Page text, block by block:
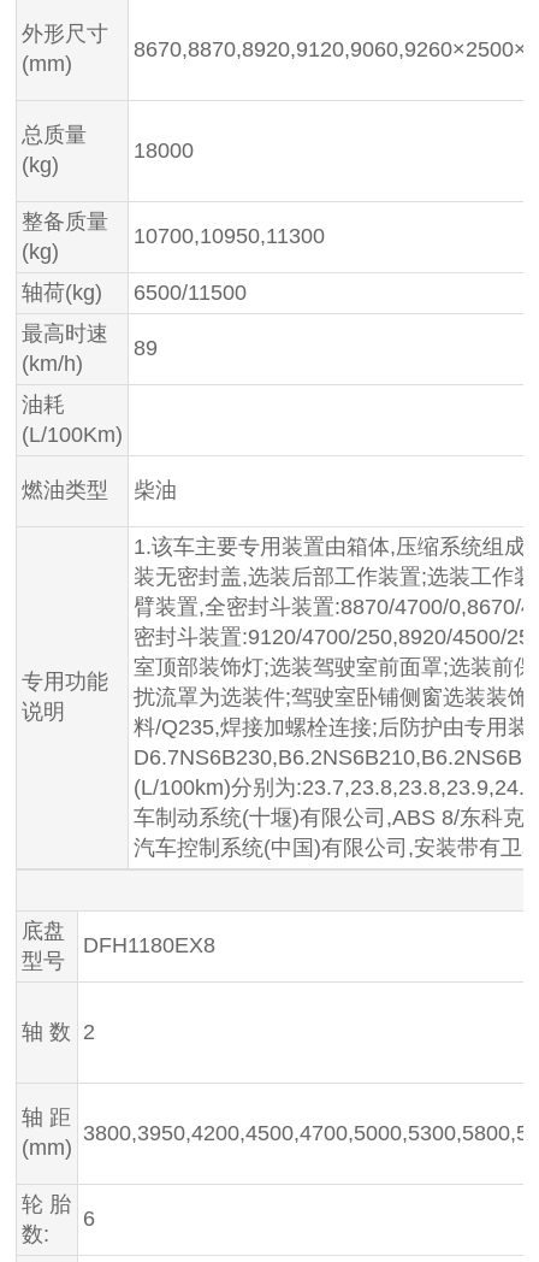
外形尺寸
(mm)
总质量
(kg)
18000
整备质量
(kg)
10700,10950,11300
轴荷(kg)
6500/11500
最高时速
(km/h)
89
油耗
(L/100Km)
燃油类型 柴油
专用功能
说明
1.该车主要专用装置由箱体,压缩系统组
装无密封盖,选装后部工作装置;选装工作
臂装置,全密封斗装置:8870/4700/
密封斗装置:9120/4700/250,8920/4500/
室顶部装饰灯;选装驾驶室前面罩;选装前
扰流罩为选装件;驾驶室卧铺侧窗选装装
料/Q235,焊接加螺栓连接;后防护由专用
(L/100km)分别为
车制动系统(十堰)有限公司,ABS 8/东科克
汽车控制系统(中国)有限公司,安装带有卫
底盘
型号
DFH1180EX8
轴 数 2
轴 距
(mm)
轮 胎
数:
6